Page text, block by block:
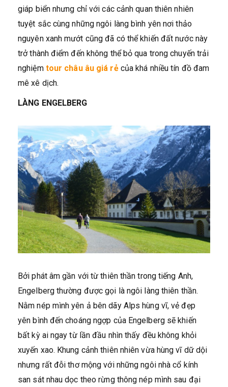
giáp biển nhưng chỉ với các cảnh quan thiên nhiên
tuyệt sắc cùng những ngôi làng bình yên nơi thảo
nguyên xanh mướt cũng đã có thể khiến đất nước này
trở thành điểm đến không thể bỏ qua trong chuyến trải
nghiệm tour châu âu giá rẻcủa khá nhiều tín đồ đam
mê xê dịch.
LÀNG ENGELBERG
Bởi phát âm gần với từ thiên thần trong tiếng Anh,
Engelberg thường được gọi là ngôi làng thiên thần.
Nằm nép mình yên ả bên dãy Alps hùng vĩ, vẻ đẹp
yên bình đến choáng ngợp của Engelberg sẽ khiến
bất kỳ ai ngay từ lần đầu nhìn thấy đều không khỏi
xuyến xao. Khung cảnh thiên nhiên vừa hùng vĩ dữ dội
nhưng rất đỗi thơ mộng với những ngôi nhà cổ kính
san sát nhau dọc theo rừng thông nép mình sau đại